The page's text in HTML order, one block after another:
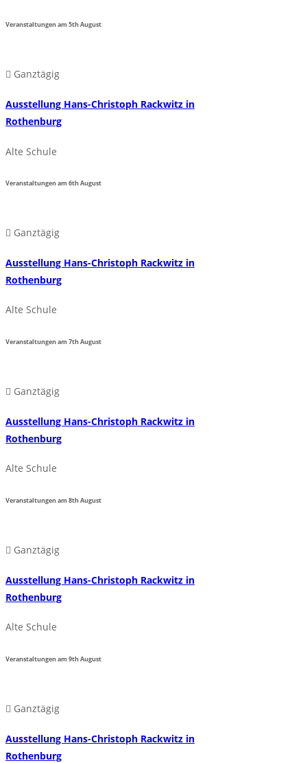
Veranstaltungen am5thAugust
Ganztägig
Ausstellung Hans-Christoph Rackwitz in
Rothenburg
Alte Schule
Veranstaltungen am6thAugust
Ganztägig
Ausstellung Hans-Christoph Rackwitz in
Rothenburg
Alte Schule
Veranstaltungen am7thAugust
Ganztägig
Ausstellung Hans-Christoph Rackwitz in
Rothenburg
Alte Schule
Veranstaltungen am8thAugust
Ganztägig
Ausstellung Hans-Christoph Rackwitz in
Rothenburg
Alte Schule
Veranstaltungen am9thAugust
Ganztägig
Ausstellung Hans-Christoph Rackwitz in
Rothenburg